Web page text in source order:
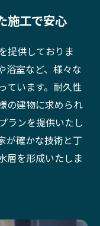
施工で安心
提供しておりま
浴室など、様々な
ています。耐久性
の建物に求められ
ランを提供いたし
が確かな技術と丁
層を形成いたしま